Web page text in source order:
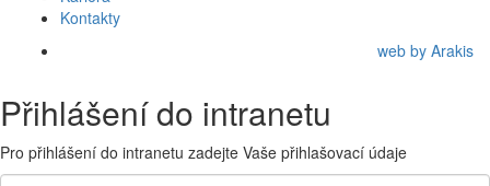
Kontakty
web by Arakis
Přihlášení do intranetu
Pro přihlášení do intranetu zadejte Vaše přihlašovací údaje